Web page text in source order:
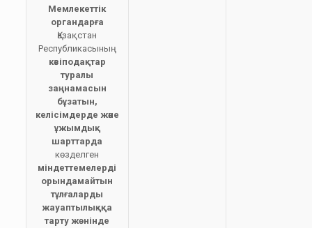
Мемлекеттік
органдарға
Қазақстан
Республикасының
кәсіподақтар
туралы
заңнамасын
бұзатын,
келісімдерде және
ұжымдық
шарттарда
көзделген
міндеттемелерді
орындамайтын
тұлғаларды
жауаптылыққа
тарту жөнінде